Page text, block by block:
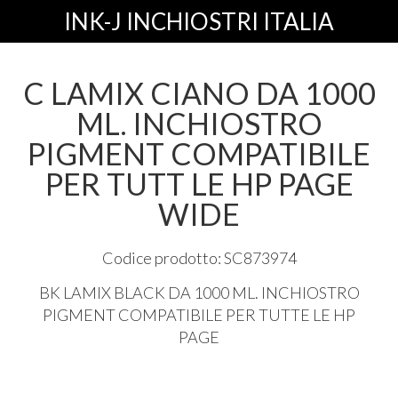
INK-J INCHIOSTRI ITALIA
C LAMIX CIANO DA 1000
ML. INCHIOSTRO
PIGMENT COMPATIBILE
PER TUTT LE HP PAGE
WIDE
Codice prodotto: SC873974
BK LAMIX BLACK DA 1000 ML. INCHIOSTRO
PIGMENTCOMPATIBILE PER TUTTE LE HP
PAGE